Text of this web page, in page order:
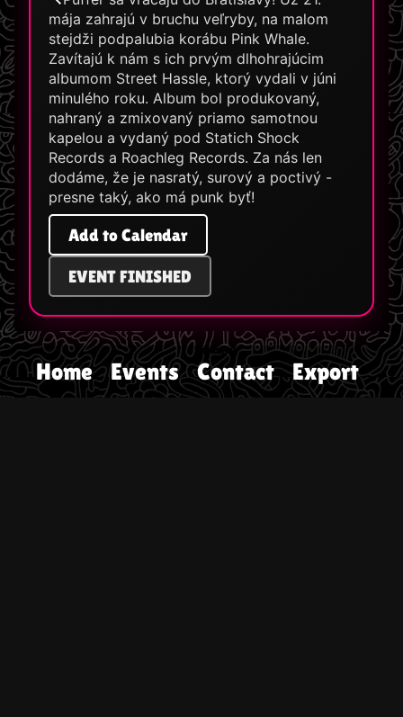
mája zahrajú v bruchu veľryby, na malom
stejdži podpalubia korábu Pink Whale.
Zavítajú k nám s ich prvým dlhohrajúcim
albumom Street Hassle, ktorý vydali v júni
minulého roku. Album bol produkovaný,
nahraný a zmixovaný priamo samotnou
kapelou a vydaný pod Statich Shock
Records a Roachleg Records. Za nás len
dodáme, že je nasratý, surový a poctivý -
presne taký, ako má punk byť!
Add to Calendar
EVENT FINISHED
Home Events Contact Export